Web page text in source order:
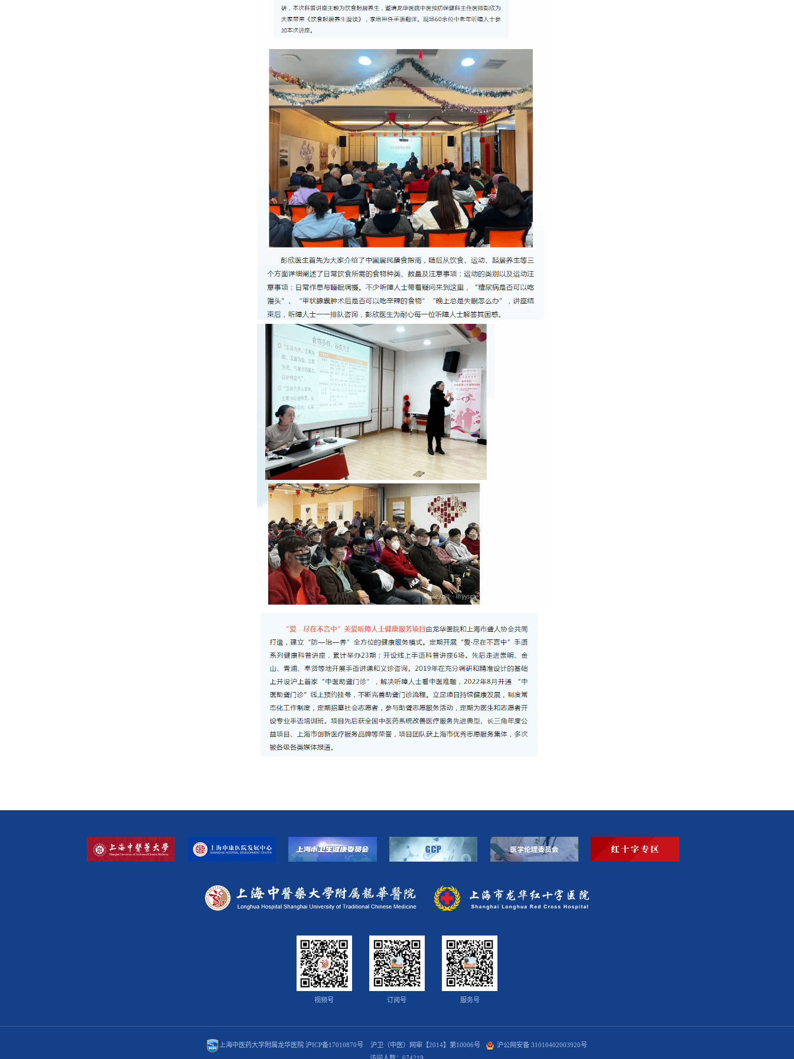
视频号 订阅号 服务号
上海中医药大学附属龙华医院沪ICP备17010870号 沪卫（中医）网审【2014】第10006号
沪公网安备 31010402003920号